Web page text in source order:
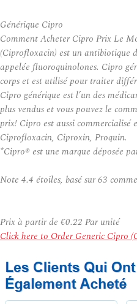
Générique Cipro
Comment Acheter Cipro Prix Le
(Ciprofloxacin) est un antibiotique
appelée fluoroquinolones. Cipro
corps et est utilisé pour traiter
Cipro générique est l’un des
plus vendus et vous pouvez le
prix! Cipro est aussi
Ciprofloxacin, Ciproxin, Proquin.
*Cipro® est une marque déposée
Note 4.4 étoiles, basé sur63
Prix à partir de €0.22 Par unité
Click here to Order Generic Cipro